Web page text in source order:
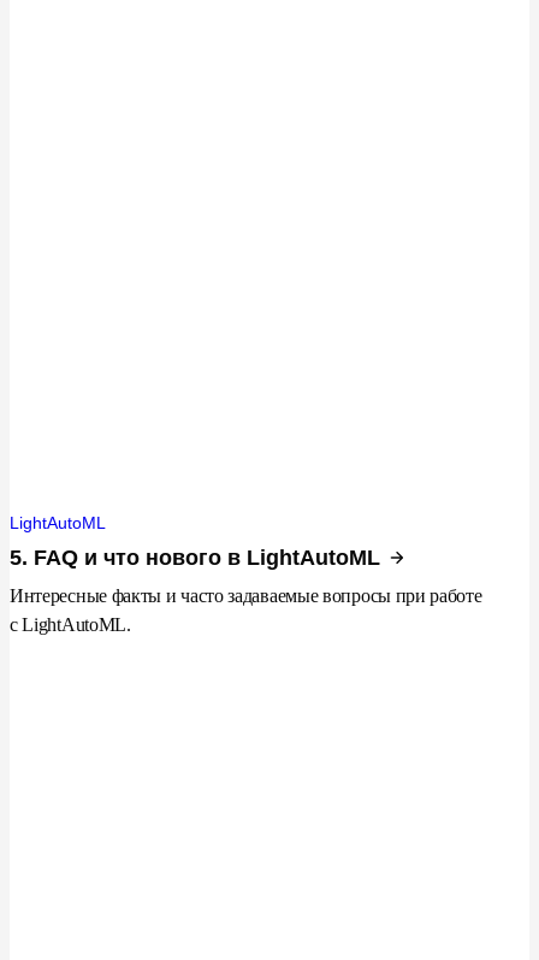
LightAutoML
5. FAQ и что нового в LightAutoML
Интересные факты и часто задаваемые вопросы при работе
с LightAutoML.